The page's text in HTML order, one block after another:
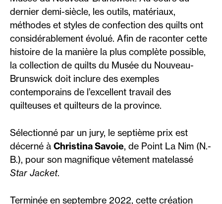
dernier demi-siècle, les outils, matériaux,
méthodes et styles de confection des quilts ont
considérablement évolué. Afin de raconter cette
histoire de la manière la plus complète possible,
la collection de quilts du Musée du Nouveau-
Brunswick doit inclure des exemples
contemporains de l’excellent travail des
quilteuses et quilteurs de la province.
Sélectionné par un jury, le septième prix est
décerné à Christina Savoie, de Point La Nim (N.-
B.), pour son magnifique vêtement matelassé
Star Jacket.
Terminée en septembre 2022, cette création